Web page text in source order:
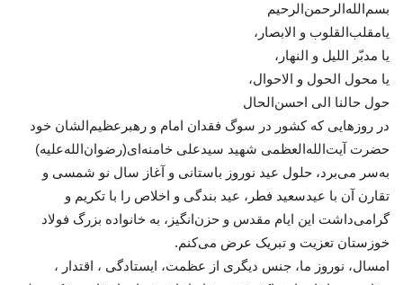
بسم‌الله‌الرحمن‌الرحیم
یامقلب‌القلوب و الابصار،
یا مدبّر اللیل و النهار،
یا محول الحول و الاحوال،
حول حالنا الی احسن‌الحال
در روزهایی که کشور در سوگ فقدان امام و رهبرعظیم‌الشان خود
حضرت آیت‌الله‌العظمی شهید سیدعلی خامنه‌ای(رضوان‌الله‌علیه)
به‌سر می‌برد، حلول عید نوروز باستانی و آغاز سال نو شمسی و
تقارن آن با عیدسعید فطر، عید بندگی و اخلاص را با تکریم و
گرامی‌داشت این ایام مقدس و حزن‌انگیز، به خانواده بزرگ فولاد
خوزستان تعزیت و تبریک عرض می‌کنم.
امسال، نوروز ما، جنس دیگری از عظمت، ایستادگی ، اقتدار ،